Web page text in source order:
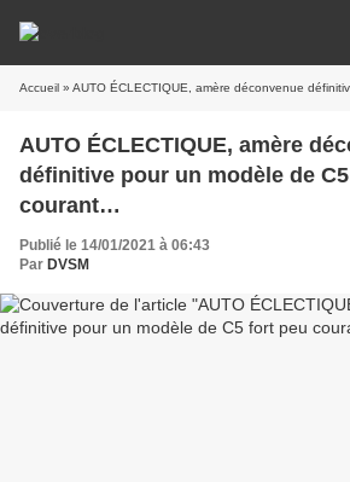
Accueil » AUTO ÉCLECTIQUE, amère déconvenue définitive pour
AUTO ÉCLECTIQUE, amère
définitive pour un modèle de
courant…
Publié le 14/01/2021 à 06:43
Par DVSM